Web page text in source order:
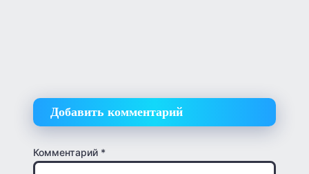
Добавить комментарий
Комментарий *